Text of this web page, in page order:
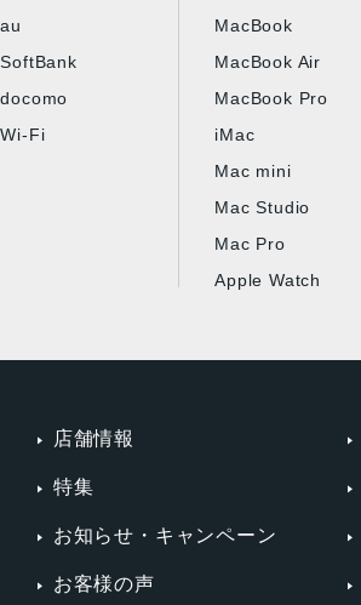
au
SoftBank
docomo
Wi-Fi
MacBook
MacBook Air
MacBook Pro
iMac
Mac mini
Mac Studio
Mac Pro
Apple Watch
店舗情報
特集
お知らせ・キャンペーン
お客様の声